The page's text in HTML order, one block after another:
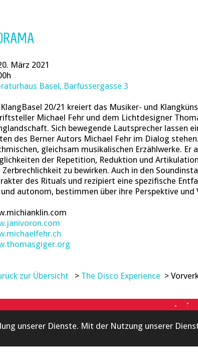
unserer Dienste. Mit der Nutzung unserer
März 2021
Basel, Barfüssergasse 3
KlangBasel 20/21 kreiert das Musiker- und
Michael Fehr und dem Lichtdesigner
Sich bewegende Lautsprecher lassen
des Berner Autors Michael Fehr im Dialog
gleichsam musikalischen Erzählwerke.
der Repetition, Reduktion und
Zerbrechlichkeit zu bewirken. Auch in den
des Rituals und rezipiert eine spezifische
autonom, bestimmen über ihre Perspektive
zur Übersicht > The Disco Experience >